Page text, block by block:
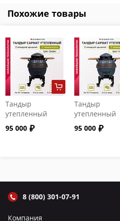
Похожие товары
Тандыр
утепленный
"Сармат" с
откидной
95 000
Тандыр
утепленный
"Сармат" с
откидной
95 000
8 (800) 301-07-91
Компания